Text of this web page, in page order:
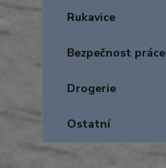
Rukavice
Bezpečnost práce
Drogerie
Ostatní